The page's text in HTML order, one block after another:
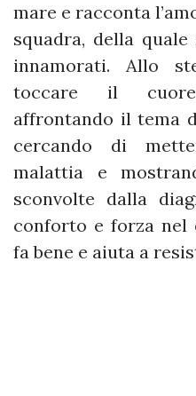
mare e racconta
squadra, della
innamorati. Allo
toccare il
affrontando il tema
cercando di
malattia e
sconvolte dalla
conforto e forza nel
fa bene e aiuta a